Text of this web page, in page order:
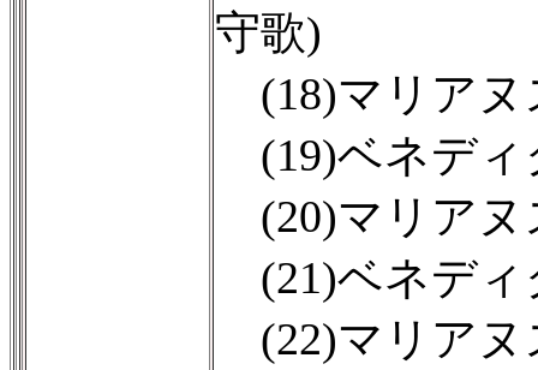
守歌)
(18)マリアヌ
(19)ベネディ
(20)マリアヌ
(21)ベネディ
(22)マリアヌ